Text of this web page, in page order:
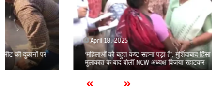
April 18, 2025
‘महिलाओं को बहुत कष्ट सहना पड़ा है’, मुर्शिदाबाद हिंसा पीड़ितों से
मुलाकात के बाद बोलीं NCW अध्यक्ष विजया रहाटकर